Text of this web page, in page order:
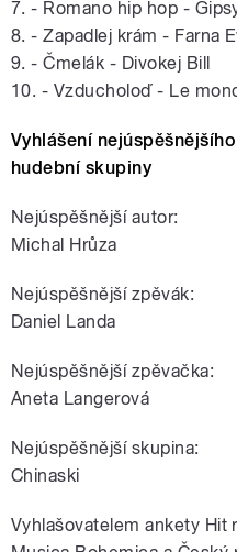
7. - Romano hip hop -
8. - Zapadlej krám - Farna
9. - Čmelák - Divokej Bill
10. - Vzducholoď - Le
Vyhlášení
hudební skupiny
Nejúspěšnější autor:
Michal Hrůza
Nejúspěšnější zpěvák:
Daniel Landa
Nejúspěšnější zpěvačka:
Aneta Langerová
Nejúspěšnější skupina:
Chinaski
Vyhlašovatelem ankety Hit